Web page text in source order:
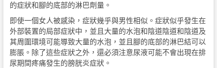
的症狀和腳的底部的淋巴劑量。
即使一個女人被感染，症狀幾乎與男性相似。症狀似乎發生在
外部裝置的局部症狀中，並且大量的水泡和陰道陰道和陰道及
其周圍環境可能導致大量的水泡，並且腳的底部的淋巴結可以
膨脹。除了這些症狀之外，還必須注意尿液可能不會出現在排
尿期間疼痛發生的膀胱炎症狀。